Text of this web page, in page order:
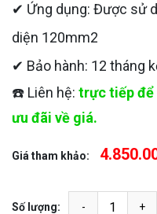
✔ Ứng dụng: Được sử
diện 120mm2
✔ Bảo hành: 12 tháng
☎️ Liên hệ: trực tiếp để
ưu đãi về giá.
Giá tham khảo:
Số lượng: